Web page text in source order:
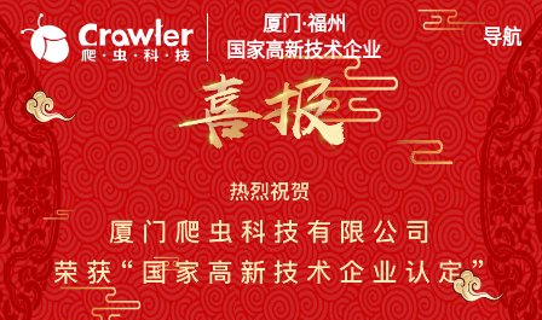
厦门·福州
国家高新技术企业
导航